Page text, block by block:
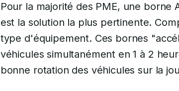
Pour la majorité des PME, une borne
est la solution la plus pertinente.
type d'équipement. Ces bornes
véhicules simultanément en 1 à 2
bonne rotation des véhicules sur la